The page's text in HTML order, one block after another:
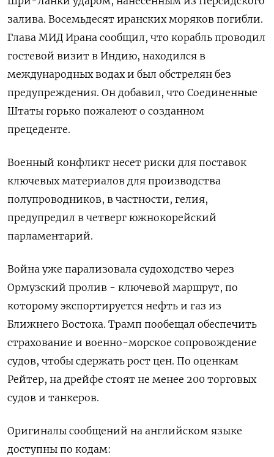
залива. Восемьдесят иранских моряков ​погибли.
Глава МИД ​Ирана сообщил, что ‌корабль проводил
гостевой визит в Индию, находился в
международных водах ​и был обстрелян без
предупреждения. Он добавил, что Соединенные
Штаты горько пожалеют о созданном
прецеденте.
Военный конфликт несет риски для поставок
ключевых материалов для производства
полупроводников, в частности, гелия,
предупредил в четверг южнокорейский
парламентарий.
Война уже парализовала судоходство через
Ормузский пролив - ключевой маршрут, по
которому ​экспортируется нефть и ⁠газ из
Ближнего Востока. Трамп пообещал обеспечить
страхование и военно-морское сопровождение
судов, чтобы сдержать рост ‌цен. По оценкам
Рейтер, на дрейфе стоят не менее ‌200 торговых
судов и танкеров.
Оригиналы сообщений на английском языке
доступны ​по кодам: